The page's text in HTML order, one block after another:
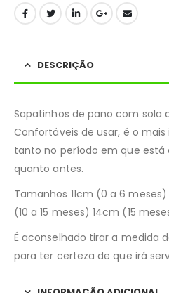
DESCRIÇÃO
Sapatinhos de pano com sola
Confortáveis de usar, é o
tanto no período em que está
quanto antes.
Tamanhos 11cm (0 a 6
(10 a 15 meses) 14cm (15
É aconselhado tirar a medida
para ter certeza de que irá